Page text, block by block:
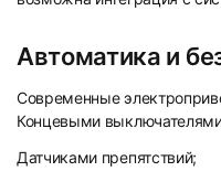
Автоматика и
Современные
Концевыми
Датчиками препятствий;